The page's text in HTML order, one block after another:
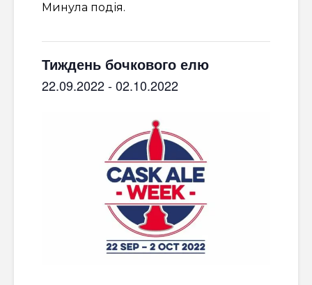
Минула подія.
Тиждень бочкового елю
22.09.2022-02.10.2022